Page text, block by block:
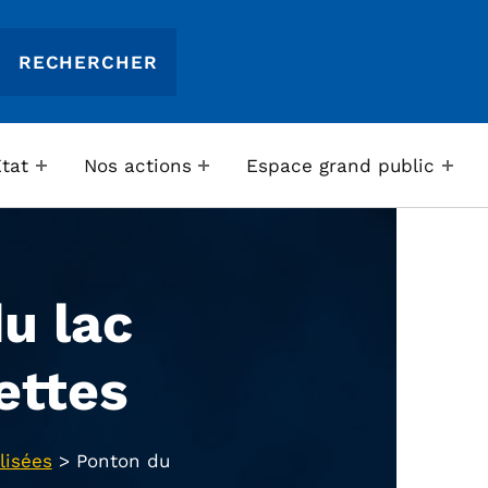
Nos actions Espace grand public
lac
> Ponton du